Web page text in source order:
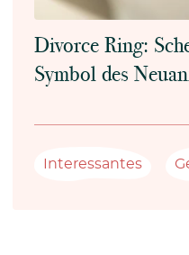
Divorce Ring:
Symbol des
Interessantes